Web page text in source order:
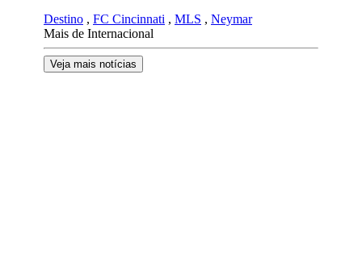
Destino , FC Cincinnati , MLS , Neymar
Mais de Internacional
Veja mais notícias